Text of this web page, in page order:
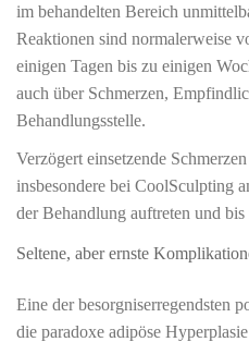
im behandelten Bereich
Reaktionen sind normalerweise
einigen Tagen bis zu einigen
auch über Schmerzen,
Behandlungsstelle.
Verzögert einsetzende
insbesondere bei CoolSculpting
der Behandlung auftreten und
Seltene, aber ernste
Eine der besorgniserregendsten
die paradoxe adipöse